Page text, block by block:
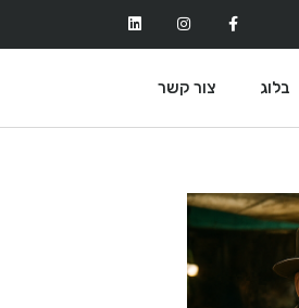
בלוג צור קשר